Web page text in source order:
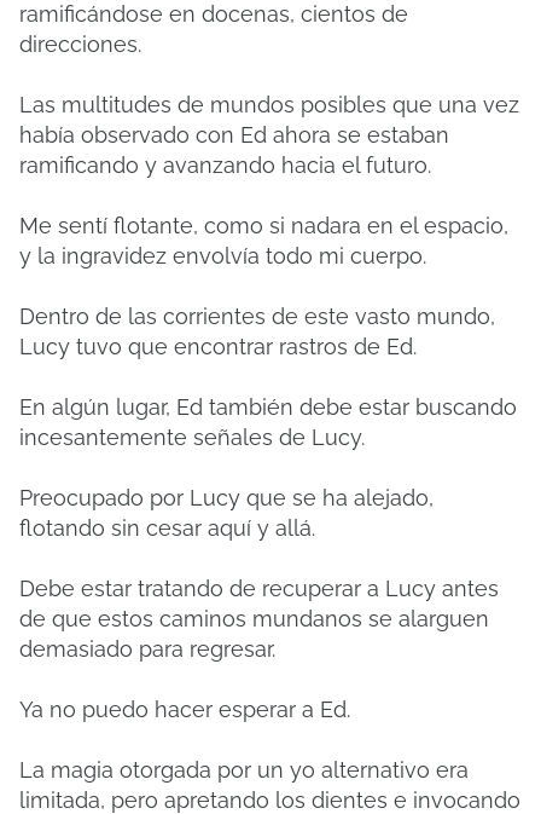
ramificándose en docenas, cientos de
direcciones.
Las multitudes de mundos posibles que una vez
había observado con Ed ahora se estaban
ramificando y avanzando hacia el futuro.
Me sentí flotante, como si nadara en el espacio,
y la ingravidez envolvía todo mi cuerpo.
Dentro de las corrientes de este vasto mundo,
Lucy tuvo que encontrar rastros de Ed.
En algún lugar, Ed también debe estar buscando
incesantemente señales de Lucy.
Preocupado por Lucy que se ha alejado,
flotando sin cesar aquí y allá.
Debe estar tratando de recuperar a Lucy antes
de que estos caminos mundanos se alarguen
demasiado para regresar.
Ya no puedo hacer esperar a Ed.
La magia otorgada por un yo alternativo era
limitada, pero apretando los dientes e invocando